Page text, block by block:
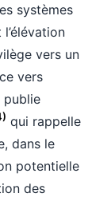
systèmes
vers un
vers
publie
qui rappelle
dans le
potentielle
des